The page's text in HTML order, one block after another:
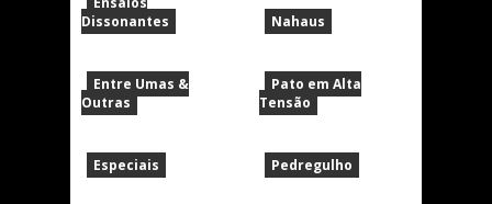
Dissonantes
Entre Umas &
Outras
Especiais
Nahaus
Pato em Alta
Tensão
Pedregulho